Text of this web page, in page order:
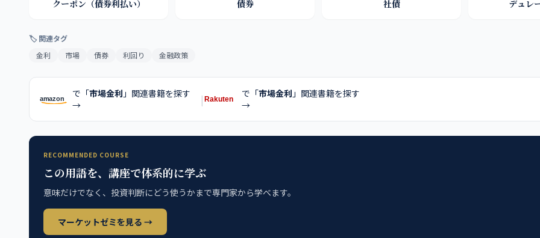
クーポン（債券利払い） 債券 社債 デュレ
🏷 関連タグ
金利
市場 債券 利回り 金融政策
で「市場金利 」関連書籍を探す
→
| で「市場金利 」関連書籍を探す
→
RECOMMENDED COURSE
この用語を、講座で体系的に学ぶ
意味だけでなく、投資判断にどう使うかまで専門家から学べます。
マーケットゼミを見る →